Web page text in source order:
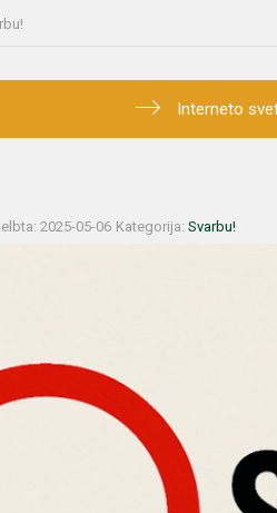
Interneto
2025-05-06 Kategorija: Svarbu!